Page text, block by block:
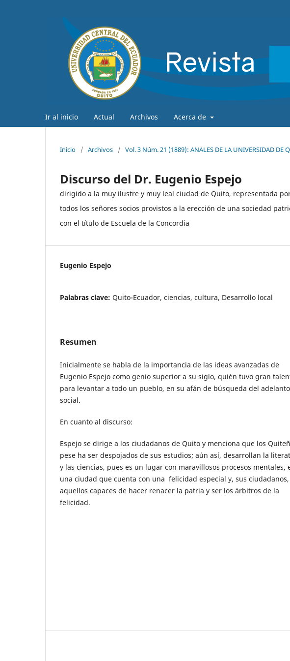
Ir al inicio Actual Archivos Acerca de
Inicio / Archivos / Vol. 3 Núm. 21 (1889): ANALES DE LA UNIVERSIDAD DE
Discurso del Dr. Eugenio Espejo
dirigido a la muy ilustre y muy leal ciudad de Quito, representada
todos los señores socios provistos a la erección de una sociedad
con el título de Escuela de la Concordia
Eugenio Espejo
Palabras clave: Quito-Ecuador, ciencias, cultura, Desarrollo local
Resumen
Inicialmente se habla de la importancia de las ideas avanzadas de
Eugenio Espejo como genio superior a su siglo, quién tuvo gran
para levantar a todo un pueblo, en su afán de búsqueda del adelanto
social.
En cuanto al discurso:
Espejo se dirige a los ciudadanos de Quito y menciona que los
pese ha ser despojados de sus estudios; aún así, desarrollan la
y las ciencias, pues es un lugar con maravillosos procesos mentales,
una ciudad que cuenta con una felicidad especial y, sus ciudadanos,
aquellos capaces de hacer renacer la patria y ser los árbitros de la
felicidad.